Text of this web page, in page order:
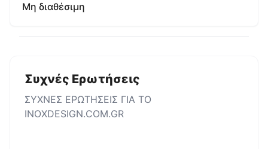
Μη διαθέσιμη
Συχνές Ερωτήσεις
ΣΥΧΝΕΣ ΕΡΩΤΗΣΕΙΣ ΓΙΑ ΤΟ
INOXDESIGN.COM.GR